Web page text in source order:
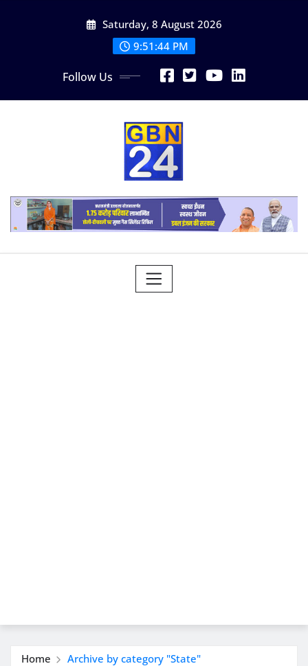
Saturday, 8 August 2026
9:51:45 PM
Follow Us
Home Archive by category "State"